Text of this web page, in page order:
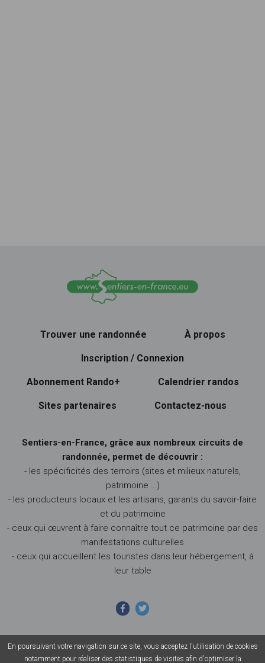
Trouver une randonnée À propos
Inscription / Connexion
Abonnement Rando+ Calendrier randos
Sites partenaires Contactez-nous
Sentiers-en-France, grâce aux nombreux circuits de
randonnée, permet de découvrir :
- les spécificités des terroirs (sites et milieux naturels,
patrimoine …)
- les producteurs locaux et les artisans, garants du savoir-faire
et du patrimoine
- ceux qui œuvrent à faire connaître tout ce patrimoine par des
manifestations culturelles
- ceux qui accueillent les touristes dans leur hébergement, à
leur table
© 2026 Sentiers en France - Tous droits réservés - Photos non
En poursuivant votre navigation sur ce site, vous acceptez l'utilisation de cookies
notamment pour réaliser des statistiques de visites afin d'optimiser la